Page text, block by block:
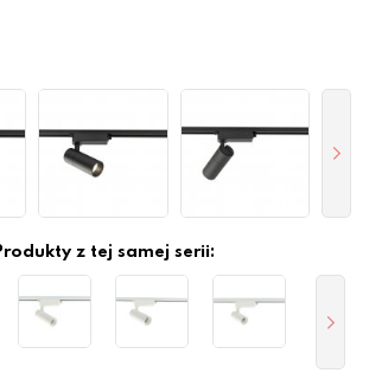
z tej samej serii: